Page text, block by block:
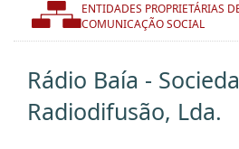
ENTIDADES PROPRIETÁRIAS
COMUNICAÇÃO SOCIAL
Rádio Baía -
Radiodifusão, Lda.